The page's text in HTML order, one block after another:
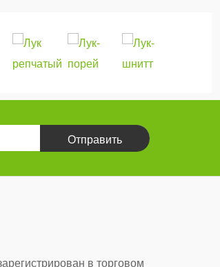
Отправить
в торговом